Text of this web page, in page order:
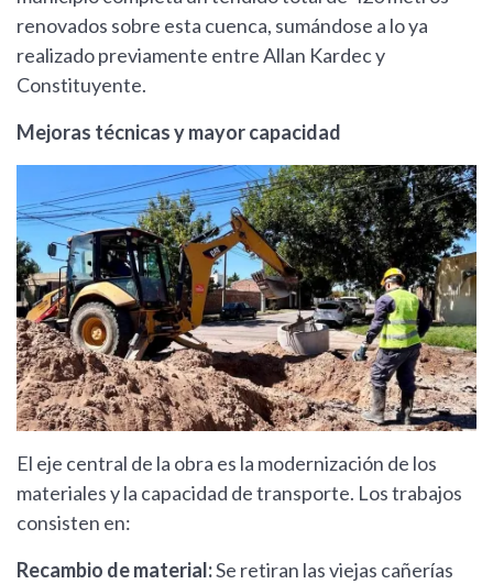
renovados sobre esta cuenca, sumándose a lo ya
realizado previamente entre Allan Kardec y
Constituyente.
Mejoras técnicas y mayor capacidad
El eje central de la obra es la modernización de los
materiales y la capacidad de transporte. Los trabajos
consisten en:
Recambio de material:Se retiran las viejas cañerías